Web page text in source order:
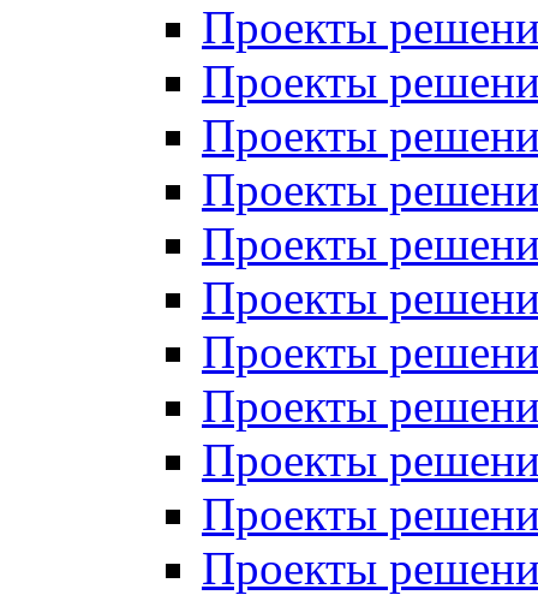
Проекты
Проекты
Проекты
Проекты
Проекты
Проекты
Проекты
Проекты
Проекты
Проекты
Проекты